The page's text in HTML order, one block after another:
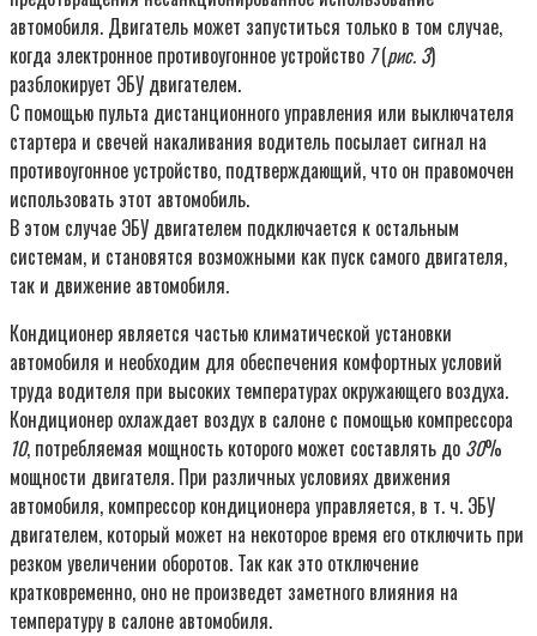
автомобиля. Двигатель может запуститься только в том случае,
когда электронное противоугонное устройство 7(рис. 3)
разблокирует ЭБУ двигателем.
С помощью пульта дистанционного управления или выключателя
стартера и свечей накаливания водитель посылает сигнал на
противоугонное устройство, подтверждающий, что он правомочен
использовать этот автомобиль.
В этом случае ЭБУ двигателем подключается к остальным
системам, и становятся возможными как пуск самого двигателя,
так и движение автомобиля.
Кондиционер является частью климатической установки
автомобиля и необходим для обеспечения комфортных условий
труда водителя при высоких температурах окружающего воздуха.
Кондиционер охлаждает воздух в салоне с помощью компрессора
10, потребляемая мощность которого может составлять до 30%
мощности двигателя. При различных условиях движения
автомобиля, компрессор кондиционера управляется, в т. ч. ЭБУ
двигателем, который может на некоторое время его отключить при
резком увеличении оборотов. Так как это отключение
кратковременно, оно не произведет заметного влияния на
температуру в салоне автомобиля.